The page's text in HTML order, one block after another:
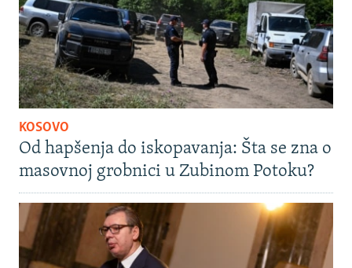
KOSOVO
Od hapšenja do iskopavanja: Šta se zna o
masovnoj grobnici u Zubinom Potoku?